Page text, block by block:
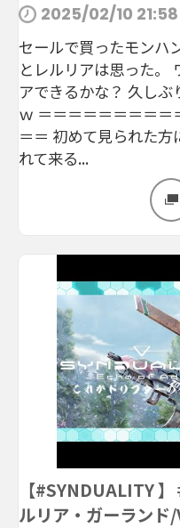
2025/02/10 21:58
セールで買ったモンハ
とレルリアは思った。
アできるかな？ 久し
ｗ ＝＝＝＝＝＝＝＝
＝＝ 初めて見られた方
れて来る...
【#SYNDUALITY
ルリア・ガーランド